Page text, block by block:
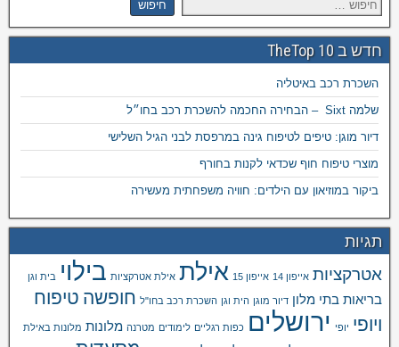
חדש ב TheTop 10
השכרת רכב באיטליה
שלמה Sixt – הבחירה החכמה להשכרת רכב בחו״ל
דיור מוגן: טיפים לטיפוח גינה במרפסת לבני הגיל השלישי
מוצרי טיפוח חוף שכדאי לקנות בחורף
ביקור במוזיאון עם הילדים: חוויה משפחתית מעשירה
תגיות
אטרקציות אייפון 14 אייפון 15 אילת אילת אטרקציות בילוי בית וגן
בריאות בתי מלון דיור מוגן הית וגן השכרת רכב בחו"ל חופשה טיפוח
ויופי יופי ירושלים כפות רגליים לימודים מטרנה מלונות מלונות באילת